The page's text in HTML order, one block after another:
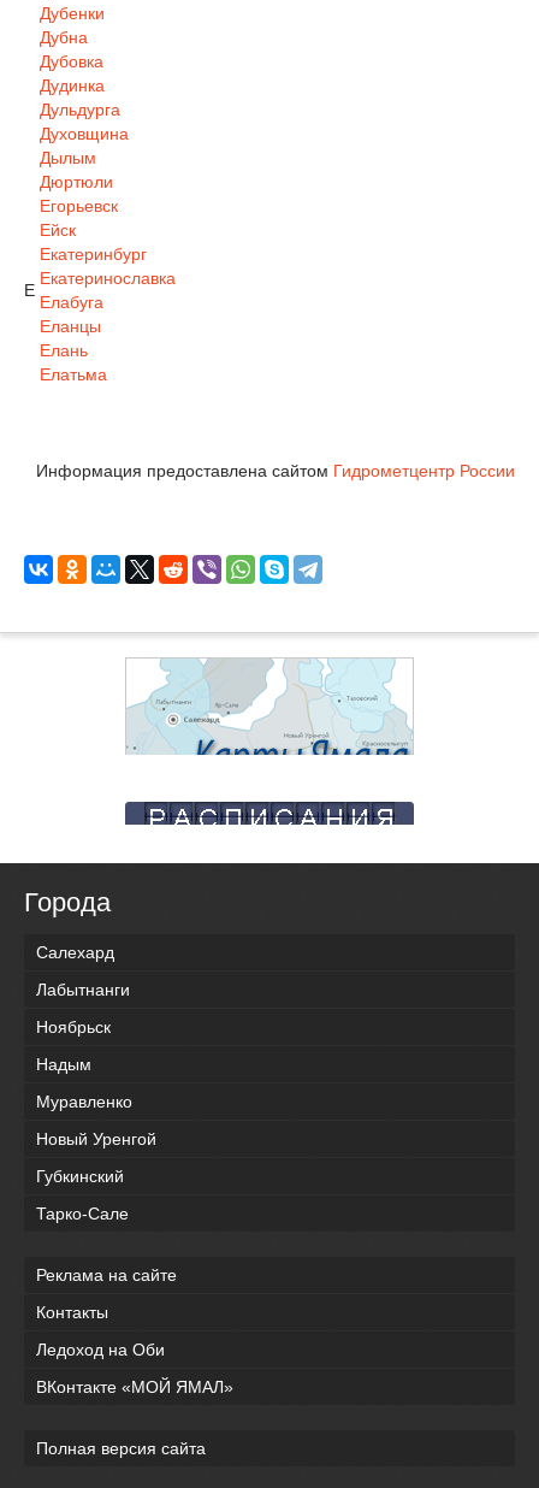
Дубенки
Дубна
Дубовка
Дудинка
Дульдурга
Духовщина
Дылым
Дюртюли
Е
Егорьевск
Ейск
Екатеринбург
Екатеринославка
Елабуга
Еланцы
Елань
Елатьма
Информация предоставлена сайтом Гидрометцентр России
Города
Салехард
Лабытнанги
Ноябрьск
Надым
Муравленко
Новый Уренгой
Губкинский
Тарко-Сале
Реклама на сайте
Контакты
Ледоход на Оби
ВКонтакте «МОЙ ЯМАЛ»
Полная версия сайта